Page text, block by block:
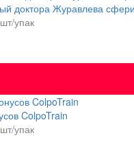
доктора Журавлева
упак
ColpoTrain
упак